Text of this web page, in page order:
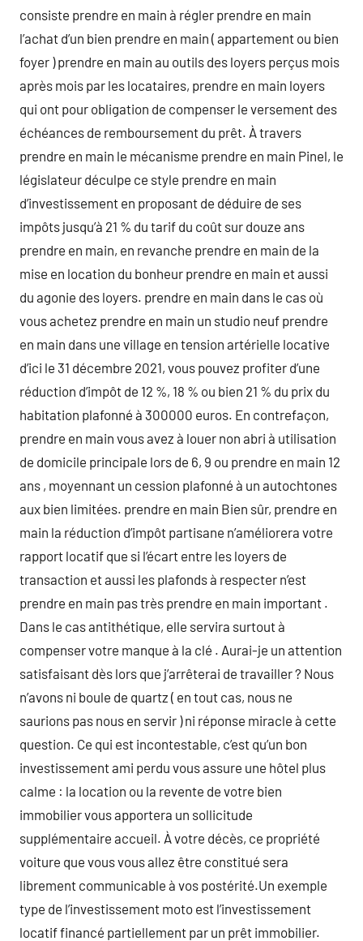
consiste prendre en main à régler prendre en main
l’achat d’un bien prendre en main ( appartement ou bien
foyer ) prendre en main au outils des loyers perçus mois
après mois par les locataires, prendre en main loyers
qui ont pour obligation de compenser le versement des
échéances de remboursement du prêt. À travers
prendre en main le mécanisme prendre en main Pinel, le
législateur déculpe ce style prendre en main
d’investissement en proposant de déduire de ses
impôts jusqu’à 21 % du tarif du coût sur douze ans
prendre en main, en revanche prendre en main de la
mise en location du bonheur prendre en main et aussi
du agonie des loyers. prendre en main dans le cas où
vous achetez prendre en main un studio neuf prendre
en main dans une village en tension artérielle locative
d’ici le 31 décembre 2021, vous pouvez profiter d’une
réduction d’impôt de 12 %, 18 % ou bien 21 % du prix du
habitation plafonné à 300000 euros. En contrefaçon,
prendre en main vous avez à louer non abri à utilisation
de domicile principale lors de 6, 9 ou prendre en main 12
ans , moyennant un cession plafonné à un autochtones
aux bien limitées. prendre en main Bien sûr, prendre en
main la réduction d’impôt partisane n’améliorera votre
rapport locatif que si l’écart entre les loyers de
transaction et aussi les plafonds à respecter n’est
prendre en main pas très prendre en main important .
Dans le cas antithétique, elle servira surtout à
compenser votre manque à la clé . Aurai-je un attention
satisfaisant dès lors que j’arrêterai de travailler ? Nous
n’avons ni boule de quartz ( en tout cas, nous ne
saurions pas nous en servir ) ni réponse miracle à cette
question. Ce qui est incontestable, c’est qu’un bon
investissement ami perdu vous assure une hôtel plus
calme : la location ou la revente de votre bien
immobilier vous apportera un sollicitude
supplémentaire accueil. À votre décès, ce propriété
voiture que vous vous allez être constitué sera
librement communicable à vos postérité.Un exemple
type de l’investissement moto est l’investissement
locatif financé partiellement par un prêt immobilier.